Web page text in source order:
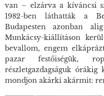
van – elzárva a kíváncsi
1982-ben láthatták a
Budapesten azonban
Munkácsy-kiállításon
bevallom, engem
pazar festőiségük,
részletgazdagságuk
mondjon akárki akármit: